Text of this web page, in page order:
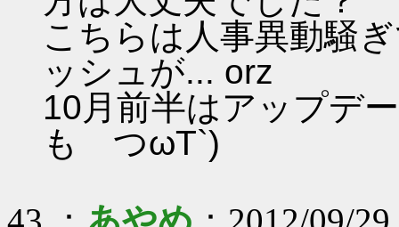
こちらは人事異動騒
ッシュが... orz
10月前半はアップデ
も つωT`)